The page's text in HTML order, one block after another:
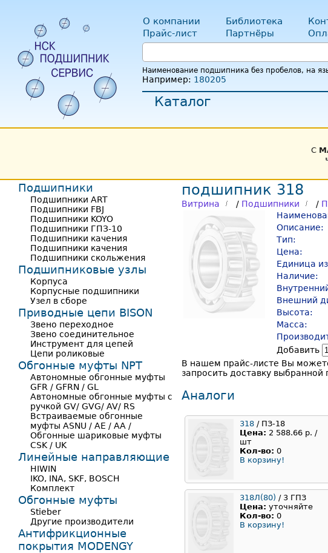
О компании Библиотека
Прайс-лист
Партнёры
Наименование подшипника без пробелов, на
Например: 180205
Каталог
С
подшипник 318
Витрина / Подшипники /
Описание:
Тип:
Цена:
Единица
Наличие:
Внешний
Высота:
Масса:
Добавить
В нашем прайс-листе Вы
запросить доставку
Аналоги
318 / ПЗ-18
Цена: 2 588.66 р. /
шт
Кол-во: 0
В корзину!
318Л(80) / 3 ГПЗ
Цена: уточняйте
Кол-во: 0
В корзину!
Подшипники
Подшипники ART
Подшипники FBJ
Подшипники KOYO
Подшипники ГПЗ-10
Подшипники качения
Подшипники качения
Подшипники скольжения
Подшипниковые узлы
Корпуса
Корпусные подшипники
Узел в сборе
Приводные цепи BISON
Звено переходное
Звено соединительное
Инструмент для цепей
Цепи роликовые
Обгонные муфты NPT
Автономные обгонные муфты
GFR / GFRN / GL
Автономные обгонные муфты с
ручкой GV/ GVG/ AV/ RS
Встраиваемые обгонные
муфты ASNU / AE / AA /
Обгонные шариковые муфты
CSK / UK
Линейные направляющие
HIWIN
IKO, INA, SKF, BOSCH
Комплект
Обгонные муфты
Stieber
Другие производители
Антифрикционные
покрытия MODENGY